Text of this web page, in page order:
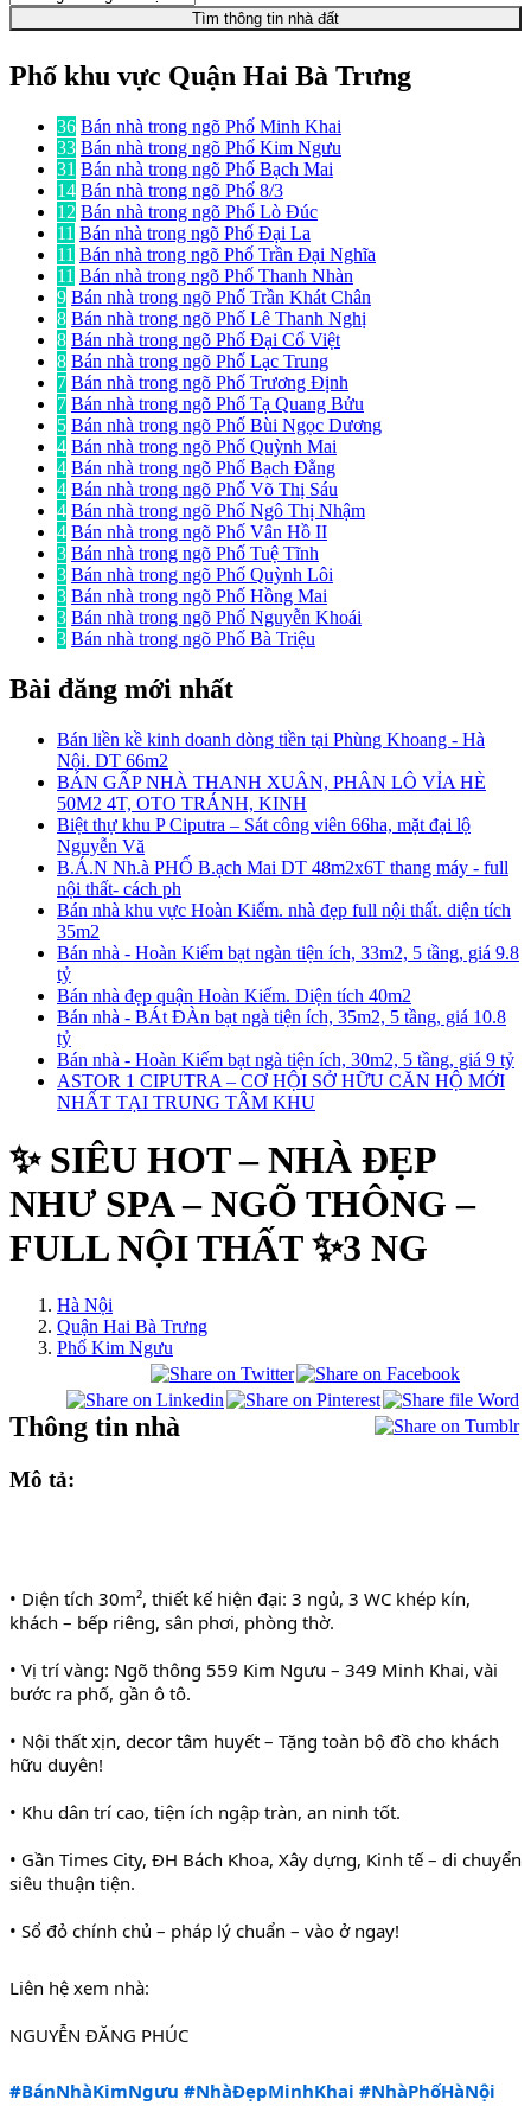
Tìm thông tin nhà đất
Phố khu vực Quận Hai Bà Trưng
36 Bán nhà trong ngõ Phố Minh Khai
33 Bán nhà trong ngõ Phố Kim Ngưu
31 Bán nhà trong ngõ Phố Bạch Mai
14 Bán nhà trong ngõ Phố 8/3
12 Bán nhà trong ngõ Phố Lò Đúc
11 Bán nhà trong ngõ Phố Đại La
11 Bán nhà trong ngõ Phố Trần Đại Nghĩa
11 Bán nhà trong ngõ Phố Thanh Nhàn
9 Bán nhà trong ngõ Phố Trần Khát Chân
8 Bán nhà trong ngõ Phố Lê Thanh Nghị
8 Bán nhà trong ngõ Phố Đại Cổ Việt
8 Bán nhà trong ngõ Phố Lạc Trung
7 Bán nhà trong ngõ Phố Trương Định
7 Bán nhà trong ngõ Phố Tạ Quang Bửu
5 Bán nhà trong ngõ Phố Bùi Ngọc Dương
4 Bán nhà trong ngõ Phố Quỳnh Mai
4 Bán nhà trong ngõ Phố Bạch Đằng
4 Bán nhà trong ngõ Phố Võ Thị Sáu
4 Bán nhà trong ngõ Phố Ngô Thị Nhậm
4 Bán nhà trong ngõ Phố Vân Hồ II
3 Bán nhà trong ngõ Phố Tuệ Tĩnh
3 Bán nhà trong ngõ Phố Quỳnh Lôi
3 Bán nhà trong ngõ Phố Hồng Mai
3 Bán nhà trong ngõ Phố Nguyễn Khoái
3 Bán nhà trong ngõ Phố Bà Triệu
Bài đăng mới nhất
Bán liền kề kinh doanh dòng tiền tại Phùng Khoang - Hà
Nội. DT 66m2
BÁN GẤP NHÀ THANH XUÂN, PHÂN LÔ VỈA HÈ
50M2 4T, OTO TRÁNH, KINH
Biệt thự khu P Ciputra – Sát công viên 66ha, mặt đại lộ
Nguyễn Vă
B.Á.N Nh.à PHỐ B.ạch Mai DT 48m2x6T thang máy - full
nội thất- cách ph
Bán nhà khu vực Hoàn Kiếm. nhà đẹp full nội thất. diện tích
35m2
Bán nhà - Hoàn Kiếm bạt ngàn tiện ích, 33m2, 5 tầng, giá 9.8
tỷ
Bán nhà đẹp quận Hoàn Kiếm. Diện tích 40m2
Bán nhà - BÁt ĐÀn bạt ngà tiện ích, 35m2, 5 tầng, giá 10.8
tỷ
Bán nhà - Hoàn Kiếm bạt ngà tiện ích, 30m2, 5 tầng, giá 9 tỷ
ASTOR 1 CIPUTRA – CƠ HỘI SỞ HỮU CĂN HỘ MỚI
NHẤT TẠI TRUNG TÂM KHU
✨ SIÊU HOT – NHÀ ĐẸP
NHƯ SPA – NGÕ THÔNG –
FULL NỘI THẤT ✨3 NG
Hà Nội
Quận Hai Bà Trưng
Phố Kim Ngưu
Thông tin nhà
Mô tả:
• Diện tích 30m², thiết kế hiện đại: 3 ngủ, 3 WC khép kín,
khách – bếp riêng, sân phơi, phòng thờ.
• Vị trí vàng: Ngõ thông 559 Kim Ngưu – 349 Minh Khai, vài
bước ra phố, gần ô tô.
• Nội thất xịn, decor tâm huyết – Tặng toàn bộ đồ cho khách
hữu duyên!
• Khu dân trí cao, tiện ích ngập tràn, an ninh tốt.
• Gần Times City, ĐH Bách Khoa, Xây dựng, Kinh tế – di chuyển
siêu thuận tiện.
• Sổ đỏ chính chủ – pháp lý chuẩn – vào ở ngay!
Liên hệ xem nhà:
NGUYỄN ĐĂNG PHÚC
#BánNhàKimNgưu #NhàĐẹpMinhKhai #NhàPhốHàNội